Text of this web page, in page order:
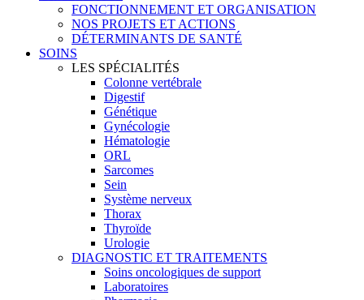
FONCTIONNEMENT ET ORGANISATION
NOS PROJETS ET ACTIONS
DÉTERMINANTS DE SANTÉ
SOINS
LES SPÉCIALITÉS
Colonne vertébrale
Digestif
Génétique
Gynécologie
Hématologie
ORL
Sarcomes
Sein
Système nerveux
Thorax
Thyroïde
Urologie
DIAGNOSTIC ET TRAITEMENTS
Soins oncologiques de support
Laboratoires